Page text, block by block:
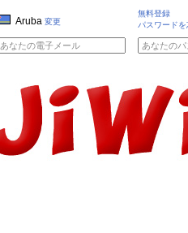
Aruba 変更
無料登録
パスワード